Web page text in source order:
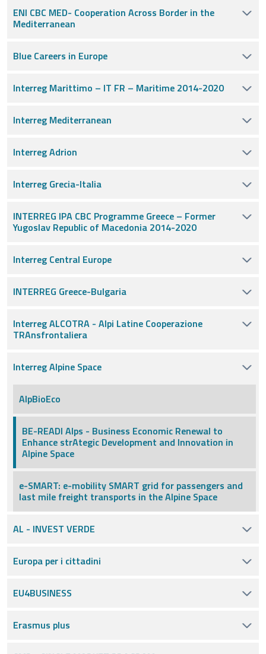
ENI CBC MED- Cooperation Across Border in the
Mediterranean
Blue Careers in Europe
Interreg Marittimo – IT FR – Maritime 2014-2020
Interreg Mediterranean
Interreg Adrion
Interreg Grecia-Italia
INTERREG IPA CBC Programme Greece – Former
Yugoslav Republic of Macedonia 2014-2020
Interreg Central Europe
INTERREG Greece-Bulgaria
Interreg ALCOTRA - Alpi Latine Cooperazione
TRAnsfrontaliera
Interreg Alpine Space
AlpBioEco
BE-READI Alps - Business Economic Renewal to
Enhance strAtegic Development and Innovation in
Alpine Space
e-SMART: e-mobility SMART grid for passengers and
last mile freight transports in the Alpine Space
AL - INVEST VERDE
Europa per i cittadini
EU4BUSINESS
Erasmus plus